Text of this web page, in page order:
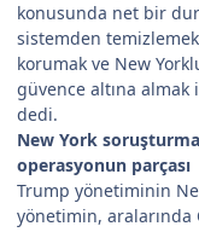
konusunda net bir
sistemden
korumak ve New
güvence altına
dedi.
New York
operasyonun parçası
Trump yönetiminin
yönetimin,